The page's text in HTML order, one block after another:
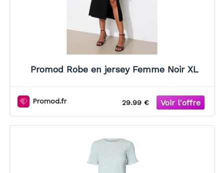
Promod Robe en jersey Femme Noir XL
Promod.fr 29.99 €